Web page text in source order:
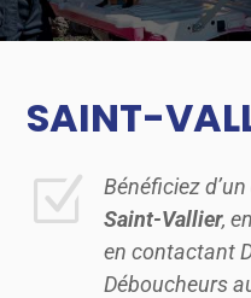
SAINT-
Z Bénéficiez d’un
Saint-Vallier,
en contactant
Déboucheurs